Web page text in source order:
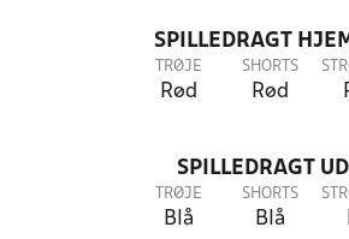
SPILLEDRAGT
TRØJE
Rød
SHORTS
Rød
SPILLEDRAGT
TRØJE
Blå
SHORTS
Blå